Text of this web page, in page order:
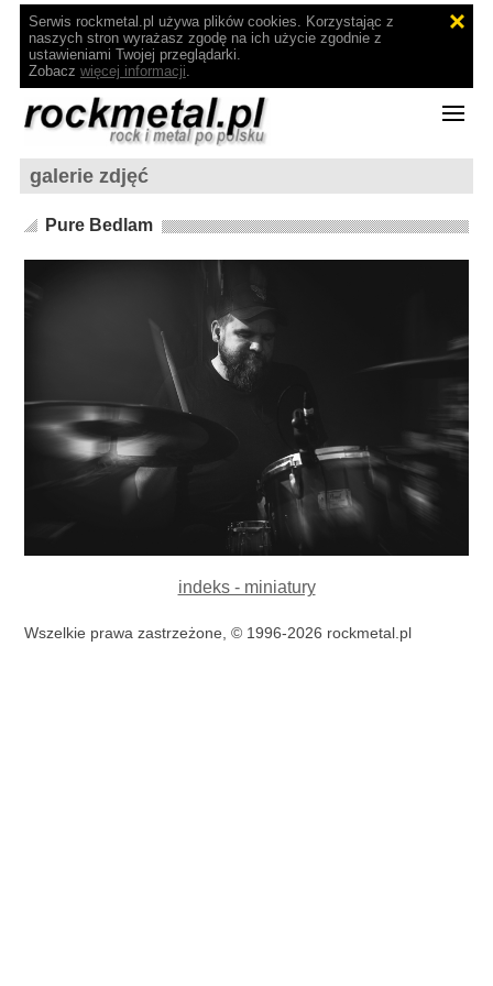
Serwis rockmetal.pl używa plików cookies. Korzystając z
naszych stron wyrażasz zgodę na ich użycie zgodnie z
ustawieniami Twojej przeglądarki.
Zobacz więcej informacji.
galerie zdjęć
Pure Bedlam
indeks - miniatury
Wszelkie prawa zastrzeżone, © 1996-2026 rockmetal.pl